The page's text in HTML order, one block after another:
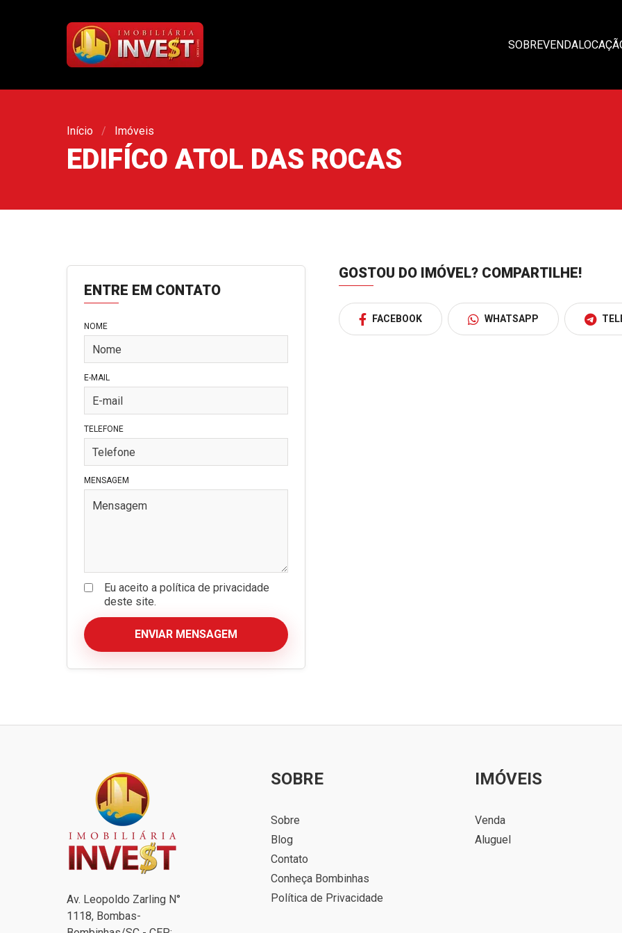
SOBREVENDA
Início Imóveis
EDIFÍCO ATOL DAS ROCAS
ENTRE EM CONTATO
NOME
E-MAIL
TELEFONE
MENSAGEM
Eu aceito a política de privacidade
deste site.
ENVIAR MENSAGEM
GOSTOU DO IMÓVEL? COMPARTILHE!
FACEBOOK WHATSAPP
Av. Leopoldo Zarling N°
1118, Bombas-
SOBRE
Sobre
Blog
Contato
Conheça Bombinhas
Política de Privacidade
IMÓVEIS
Venda
Aluguel